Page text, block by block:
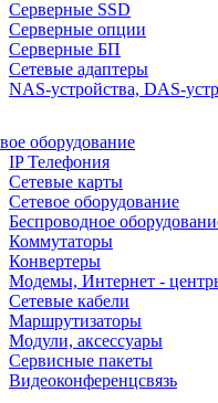
Серверные SSD
Серверные опции
Серверные БП
Сетевые адаптеры
NAS-устройства, DAS-
оборудование
IP Телефония
Сетевые карты
Сетевое оборудование
Беспроводное
Коммутаторы
Конвертеры
Модемы, Интернет -
Сетевые кабели
Маршрутизаторы
Модули, аксессуары
Сервисные пакеты
Видеоконференцсвязь